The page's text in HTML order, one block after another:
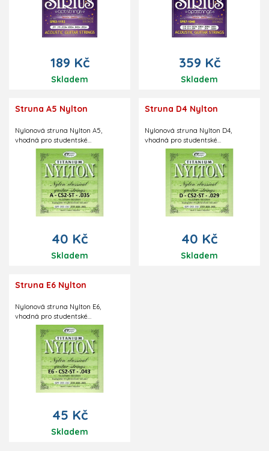
189 Kč
Skladem
359 Kč
Skladem
Struna A5 Nylton
Nylonová struna Nylton A5,
vhodná pro studentské
klasické kytary. Střední pnutí.
40 Kč
Skladem
Struna D4 Nylton
Nylonová struna Nylton D4,
vhodná pro studentské
klasické kytary. Střední pnutí.
40 Kč
Skladem
Struna E6 Nylton
Nylonová struna Nylton E6,
vhodná pro studentské
klasické kytary. Střední pnutí.
45 Kč
Skladem